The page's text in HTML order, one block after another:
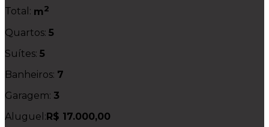
Total: m2
Quartos: 5
Suítes: 5
Banheiros: 7
Garagem: 3
Aluguel:R$ 17.000,00